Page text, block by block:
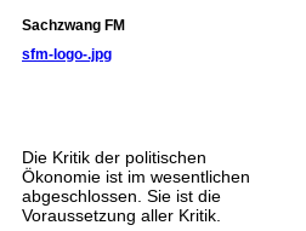
Sachzwang FM
sfm-logo-.jpg
Die Kritik der politischen
Ökonomie ist im wesentlichen
abgeschlossen. Sie ist die
Voraussetzung aller Kritik.